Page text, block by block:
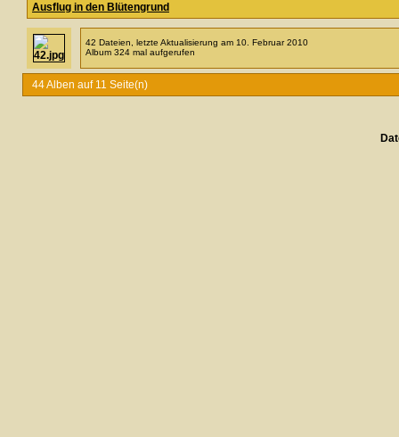
Ausflug in den Blütengrund
42 Dateien, letzte Aktualisierung am 10. Februar 2010
Album 324 mal aufgerufen
44 Alben auf 11 Seite(n)